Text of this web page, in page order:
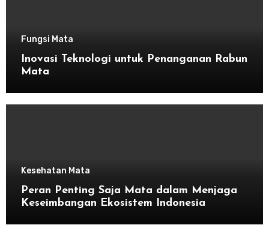
Fungsi Mata
Inovasi Teknologi untuk Penanganan Rabun
Mata
Kesehatan Mata
Peran Penting Saja Mata dalam Menjaga
Keseimbangan Ekosistem Indonesia